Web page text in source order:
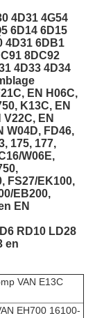
4D31 4G54
6D14 6D15
4D31 6DB1
8DC92
4D33 4D34
EN H06C,
K13C, EN
V22C, EN
W04D, FD46,
175, 177,
W06E,
FS27/EK100,
EB200,
EN
RD10 LD28
en
VAN E13C
EH700 16100-